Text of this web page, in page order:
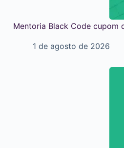
Mentoria Black Code cupom
1 de agosto de 2026